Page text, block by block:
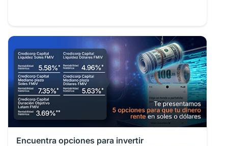
Encuentra opciones para invertir